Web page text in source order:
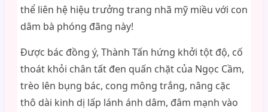
thể liên hệ hiệu trưởng trang nhã mỹ miều với con
dâm bà phóng đãng này!
Được bác đồng ý, Thành Tấn hứng khởi tột độ, cố
thoát khỏi chân tất đen quấn chặt của Ngọc Cầm,
trèo lên bụng bác, cong mông trắng, nâng cặc
thô dài kinh dị lấp lánh ánh dâm, đâm mạnh vào